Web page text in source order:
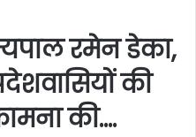
रमेन डेका,
की
की….